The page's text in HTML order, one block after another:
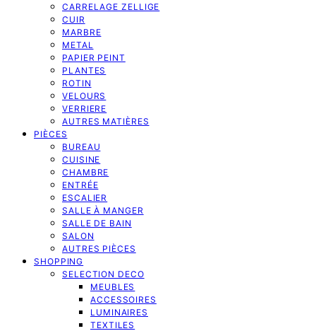
CARRELAGE ZELLIGE
CUIR
MARBRE
METAL
PAPIER PEINT
PLANTES
ROTIN
VELOURS
VERRIERE
AUTRES MATIÈRES
PIÈCES
BUREAU
CUISINE
CHAMBRE
ENTRÉE
ESCALIER
SALLE À MANGER
SALLE DE BAIN
SALON
AUTRES PIÈCES
SHOPPING
SELECTION DECO
MEUBLES
ACCESSOIRES
LUMINAIRES
TEXTILES